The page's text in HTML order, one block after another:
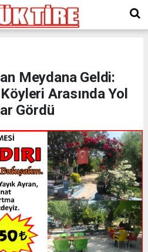
Meydana Geldi:
Arasında Yol
Gördü